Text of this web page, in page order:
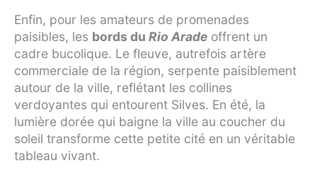
Enfin, pour les amateurs de promenades
paisibles, les bords du Rio Arade offrent un
cadre bucolique. Le fleuve, autrefois artère
commerciale de la région, serpente paisiblement
autour de la ville, reflétant les collines
verdoyantes qui entourent Silves. En été, la
lumière dorée qui baigne la ville au coucher du
soleil transforme cette petite cité en un véritable
tableau vivant.